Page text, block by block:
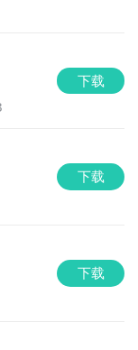
下载
下载
下载